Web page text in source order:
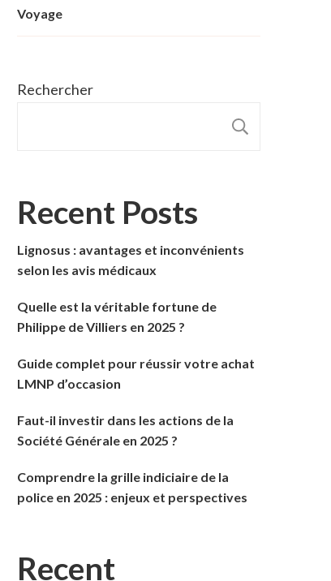
Voyage
Rechercher
Recent Posts
Lignosus : avantages et inconvénients
selon les avis médicaux
Quelle est la véritable fortune de
Philippe de Villiers en 2025 ?
Guide complet pour réussir votre achat
LMNP d’occasion
Faut-il investir dans les actions de la
Société Générale en 2025 ?
Comprendre la grille indiciaire de la
police en 2025 : enjeux et perspectives
Recent